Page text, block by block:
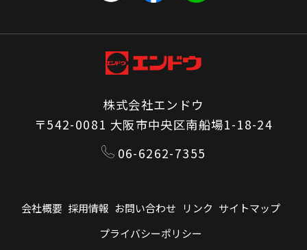
会社概要 採用情報 お問い合わせ リンク サイトマップ
プライバシーポリシー
株式会社エンドウ
〒542-0081 大阪市中央区南船場1-18-24
06-6262-7355